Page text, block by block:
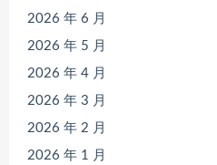
2026 年 6 月
2026 年 5 月
2026 年 4 月
2026 年 3 月
2026 年 2 月
2026 年 1 月